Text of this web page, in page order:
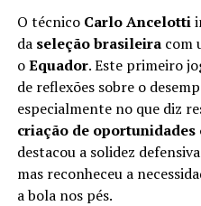
O técnico Carlo Ancelotti
da seleção brasileiracom
oEquador. Este primeiro
de reflexões sobre o
especialmente no que diz
criação de oportunidades
destacou a solidez
mas reconheceu a
a bola nos pés.